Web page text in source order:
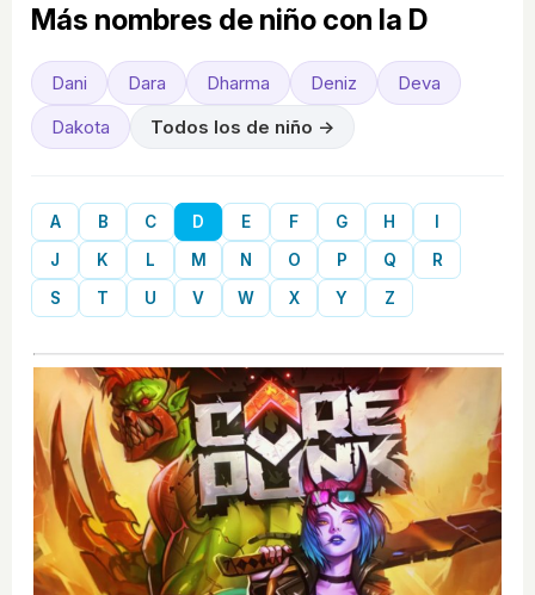
Más nombres de niño con la D
Dani Dara Dharma Deniz
Deva
Dakota
Todos los de niño →
A B C D E F G H
J
K L M N O P Q
R
S
T U V W X Y Z